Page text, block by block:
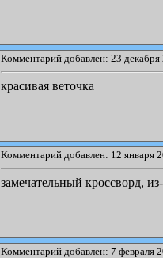
Комментарий добавлен: 23
красивая веточка
Комментарий добавлен: 12 января
замечательный кроссворд,
Комментарий добавлен: 7 февраля